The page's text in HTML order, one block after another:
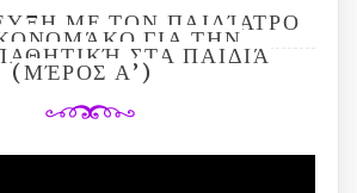
ΜΕ ΤΟΝ ΠΑΙΔΊΑΤΡΟ
ΓΙΑ ΤΗΝ
ΣΤΑ ΠΑΙΔΙΆ
(ΜΈΡΟΣ Α’)